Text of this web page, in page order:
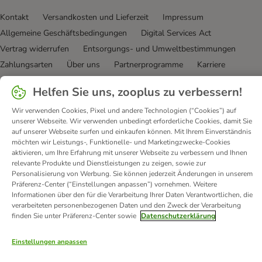
Kontakt Versandkosten und Lieferzeit
Impressum
Allgemeine Geschäftsbedingungen
Digital Services Act
Vertrag widerrufen
Entsorgungs- und Umweltbestimmungen
Zahlungsarten
Über uns Partnerprogramme
Karriere
Corporate Website
Helfen Sie uns, zooplus zu verbessern!
Wir verwenden Cookies, Pixel und andere Technologien (“Cookies”) auf
unserer Webseite. Wir verwenden unbedingt erforderliche Cookies, damit Sie
auf unserer Webseite surfen und einkaufen können. Mit Ihrem Einverständnis
möchten wir Leistungs-, Funktionelle- und Marketingzwecke-Cookies
aktivieren, um Ihre Erfahrung mit unserer Webseite zu verbessern und Ihnen
relevante Produkte und Dienstleistungen zu zeigen, sowie zur
Personalisierung von Werbung. Sie können jederzeit Änderungen in unserem
Präferenz-Center (“Einstellungen anpassen”) vornehmen. Weitere
Informationen über den für die Verarbeitung Ihrer Daten Verantwortlichen, die
verarbeiteten personenbezogenen Daten und den Zweck der Verarbeitung
finden Sie unter Präferenz-Center sowie Datenschutzerklärung
Einstellungen anpassen